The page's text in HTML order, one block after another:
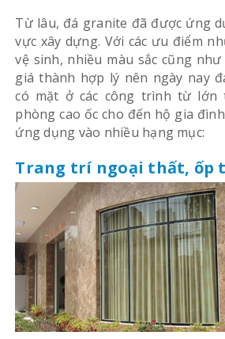
Từ lâu, đá granite đã được ứng
vực xây dựng. Với các ưu điểm
vệ sinh, nhiều màu sắc cũng
giá thành hợp lý nên ngày nay
có mặt ở các công trình từ lớn
phòng cao ốc cho đến hộ gia
ứng dụng vào nhiều hạng mục:
Trang trí ngoại thất, ốp